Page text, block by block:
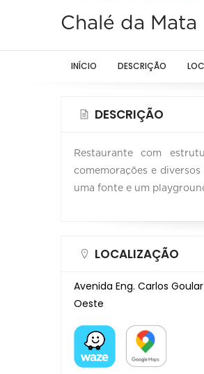
Chalé da Mata
INÍCIO DESCRIÇÃO
DESCRIÇÃO
Restaurante com
comemorações e
uma fonte e um
LOCALIZAÇÃO
Avenida Eng. Carlos
Oeste